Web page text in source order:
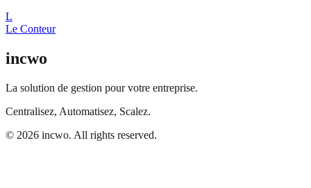
L
Le Conteur
incwo
La solution de gestion pour votre entreprise.
Centralisez, Automatisez, Scalez.
© 2026 incwo. All rights reserved.